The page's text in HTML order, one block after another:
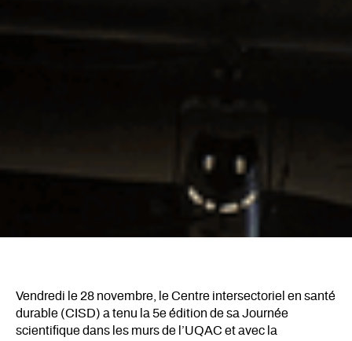
Vendredi le 28 novembre, le Centre intersectoriel en santé
durable (CISD) a tenu la 5e édition de sa Journée
scientifique dans les murs de l’UQAC et avec la